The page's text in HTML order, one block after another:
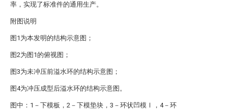
率，实现了标准件的通用生产。
附图说明
图1为本发明的结构示意图；
图2为图1的俯视图；
图3为未冲压前溢水环的结构示意图；
图4为冲压成型后溢水环的结构示意图。
图中：1－下模板，2－下模垫块，3－环状凹模Ⅰ，4－环